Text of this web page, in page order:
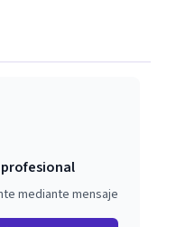
profesional
mediante mensaje